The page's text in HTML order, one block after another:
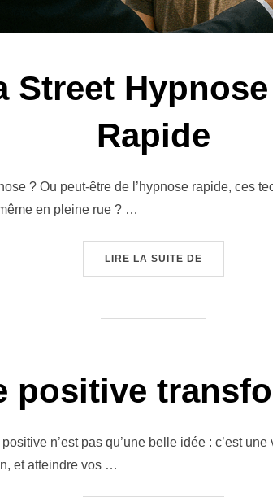
Street
Rapide
? Ou peut-être de l’hypnose rapide, ces
en pleine rue ? …
LIRE LA SUITE DE
positive
n’est pas qu’une belle idée : c’est
et atteindre vos …